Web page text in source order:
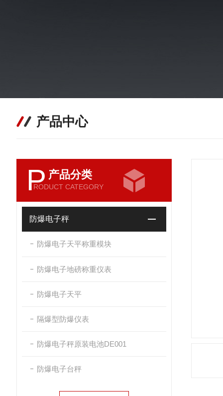
产品中心
P 产品分类
RODUCT CATEGORY
防爆电子秤
防爆电子天平称重模块
防爆电子地磅称重仪表
防爆电子天平
隔爆型防爆仪表
防爆电子秤原装电池DE001
防爆电子台秤